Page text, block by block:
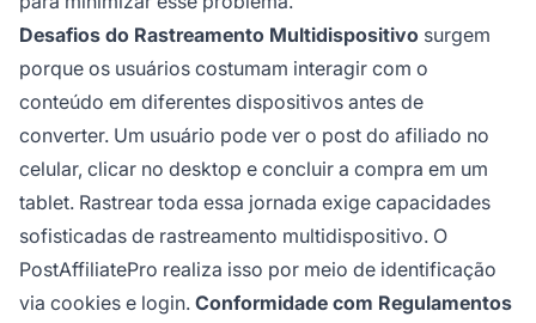
Desafios do Rastreamento Multidispositivo surgem
porque os usuários costumam interagir com o
conteúdo em diferentes dispositivos antes de
converter. Um usuário pode ver o post do afiliado no
celular, clicar no desktop e concluir a compra em um
tablet. Rastrear toda essa jornada exige capacidades
sofisticadas de rastreamento multidispositivo. O
PostAffiliatePro realiza isso por meio de identificação
via cookies e login. Conformidade com Regulamentos